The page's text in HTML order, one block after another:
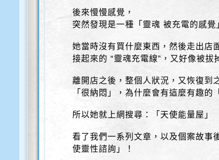
後來慢慢感覺，
突然發現是一種「靈魂 被充電的感覺
她當時沒有買什麼東西，然後走出店
接起來的 “靈魂充電線”，又好像被
離開店之後，整個人狀況，又恢復到
「很納悶」，為什麼會有這麼有趣的
所以她就上網搜尋：「天使能量屋」
看了我們一系列文章，以及個案故事
使靈性諮詢」！